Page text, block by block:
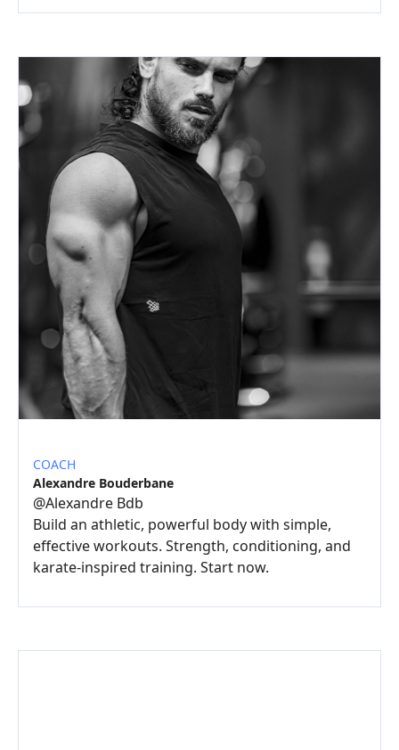
COACH
Alexandre Bouderbane
@Alexandre Bdb
Build an athletic, powerful body with simple,
effective workouts. Strength, conditioning, and
karate-inspired training. Start now.